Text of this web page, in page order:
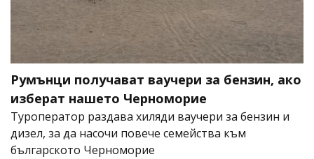
Румънци получават ваучери за бензин, ако
изберат нашето Черноморие
Туроператор раздава хиляди ваучери за бензин и
дизел, за да насочи повече семейства към
българското Черноморие